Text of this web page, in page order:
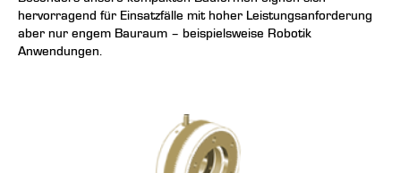
hervorragend für Einsatzfälle mit hoher Leistungsanforderung
aber nur engem Bauraum – beispielsweise Robotik
Anwendungen.